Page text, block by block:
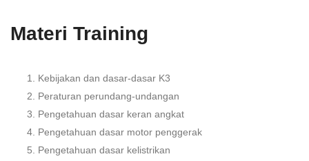
Materi Training
Kebijakan dan dasar-dasar K3
Peraturan perundang-undangan
Pengetahuan dasar keran angkat
Pengetahuan dasar motor penggerak
Pengetahuan dasar kelistrikan